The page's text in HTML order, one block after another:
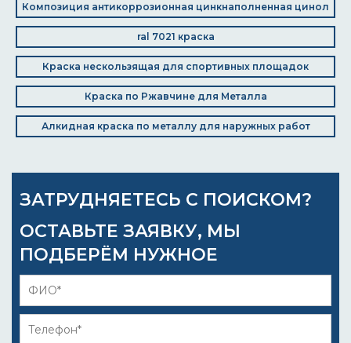
Композиция антикоррозионная цинкнаполненная цинол
ral 7021 краска
Краска нескользящая для спортивных площадок
Краска по Ржавчине для Металла
Алкидная краска по металлу для наружных работ
ЗАТРУДНЯЕТЕСЬ С ПОИСКОМ?
ОСТАВЬТЕ ЗАЯВКУ, МЫ
ПОДБЕРЁМ НУЖНОЕ